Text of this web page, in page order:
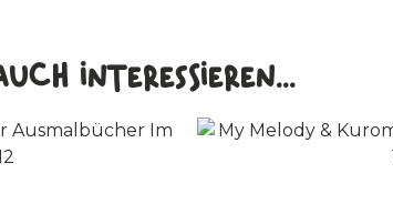
interessieren...